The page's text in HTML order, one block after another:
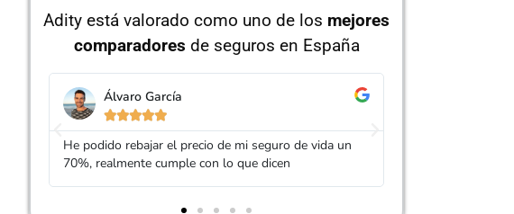
Adity está valorado como uno de los mejores
comparadores de seguros en España
Jorge Pérez

Gracias Adity por ayudarme a conseguir un seguro
mucho más barato que el anterior